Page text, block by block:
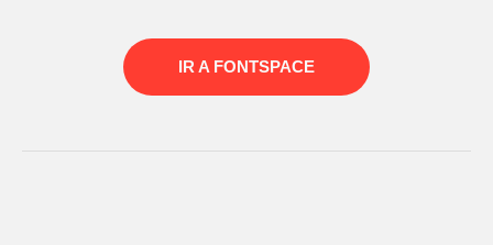
IR A FONTSPACE